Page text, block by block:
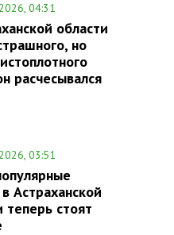
04:31
области
но
расчесывался
03:51
Астраханской
теперь стоят